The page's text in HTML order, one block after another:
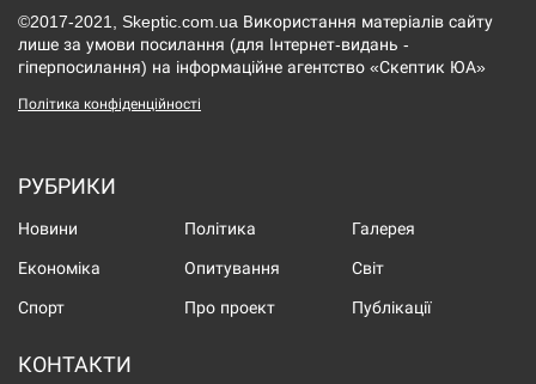
©2017-2021, Skeptic.com.ua Використання матеріалів сайту
лише за умови посилання (для Інтернет-видань -
гіперпосилання) на інформаційне агентство «Скептик ЮА»
Політика конфіденційності
РУБРИКИ
Новини Політика Галерея
Економіка Опитування Світ
Спорт Про проект Публікації
КОНТАКТИ